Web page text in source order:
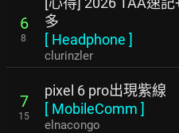
6
8
多
[ Headphone ]
clurinzler
7
15
pixel 6 pro出現紫線
[ MobileComm ]
elnacongo